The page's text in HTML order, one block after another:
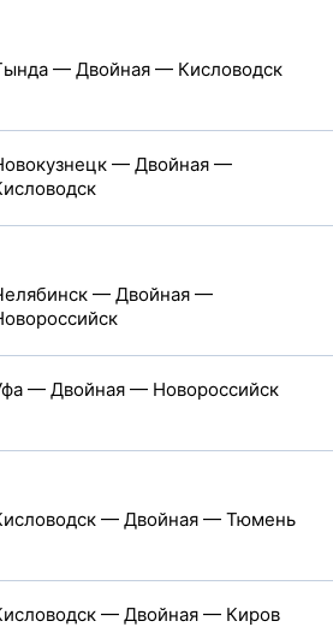
— Двойная — Кисловодск
— Двойная —
— Двойная —
— Двойная — Новороссийск
— Двойная — Тюмень
— Двойная — Киров